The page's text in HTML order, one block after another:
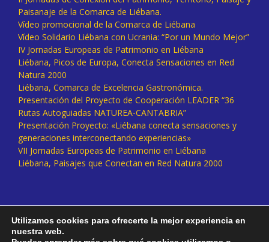
Paisanaje de la Comarca de Liébana.
Vídeo promocional de la Comarca de Liébana
Vídeo Solidario Liébana con Ucrania: “Por un Mundo Mejor”
IV Jornadas Europeas de Patrimonio en Liébana
Liébana, Picos de Europa, Conecta Sensaciones en Red
Natura 2000
Liébana, Comarca de Excelencia Gastronómica.
Presentación del Proyecto de Cooperación LEADER “36
Rutas Autoguiadas NATUREA-CANTABRIA”
Presentación Proyecto: «Liébana conecta sensaciones y
generaciones interconectando experiencias»
VII Jornadas Europeas de Patrimonio en Liébana
Liébana, Paisajes que Conectan en Red Natura 2000
Utilizamos cookies para ofrecerte la mejor experiencia en
nuestra web.